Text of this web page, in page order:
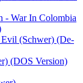
- War In Colombia
(Schwer) (De-
(DOS Version)